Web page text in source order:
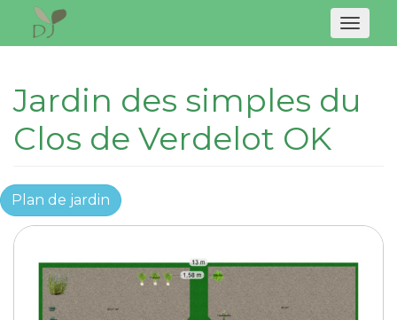
Jardin des simples du
Clos de Verdelot OK
Plan de jardin